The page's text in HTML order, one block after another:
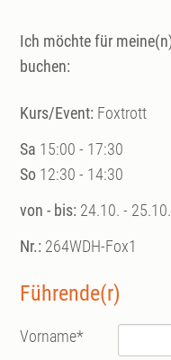
Ich möchte für
buchen:
Kurs/Event: Foxtrott
Sa 15:00 - 17:30
So 12:30 - 14:30
von - bis: 24.10. -
Nr.: 264WDH-Fox1
Führende(r)
Vorname*